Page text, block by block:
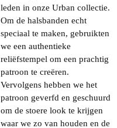
leden in onze Urban collectie.
Om de halsbanden echt
speciaal te maken, gebruikten
we een authentieke
reliëfstempel om een prachtig
patroon te creëren.
Vervolgens hebben we het
patroon geverfd en geschuurd
om de stoere look te krijgen
waar we zo van houden en de